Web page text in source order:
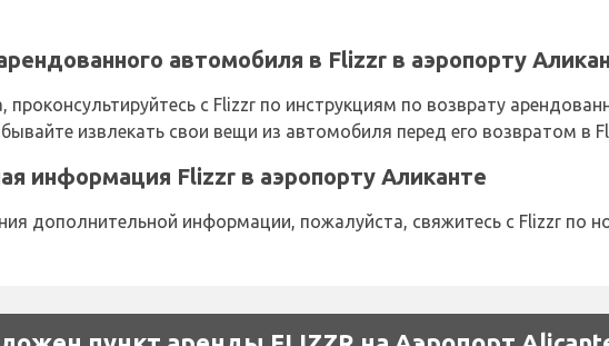
автомобиля в Flizzr в аэропорту
проконсультируйтесь с Flizzr по инструкциям по возврату
извлекать свои вещи из автомобиля перед его возвратом в
информация Flizzr в аэропорту Аликанте
дополнительной информации, пожалуйста, свяжитесь с Flizzr по